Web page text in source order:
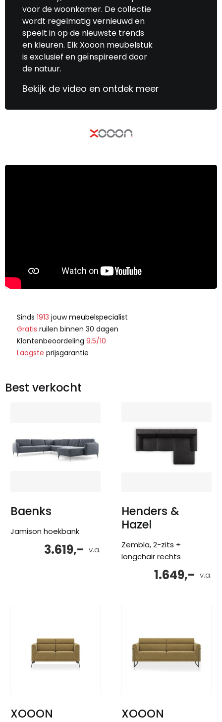
voor de woonkamer. De collectie
wordt regelmatig vernieuwd en
speelt in op de nieuwste trends
en kleuren. Elk Xooon meubelstuk
is exclusief en geïnspireerd door
de natuur.
Bekijk de video en ontdek meer
Sinds 1913 jouwmeubelspecialist
Gratis ruilen binnen 30 dagen
Klantenbeoordeling 9.5/10
Laagste prijsgarantie
Best verkocht
Baenks
Jamison hoekbank
v.a.
3.619,-
Henders &
Hazel
Zembla, 2-zits +
longchair rechts
v.a.
1.649,-
XOOON XOOON